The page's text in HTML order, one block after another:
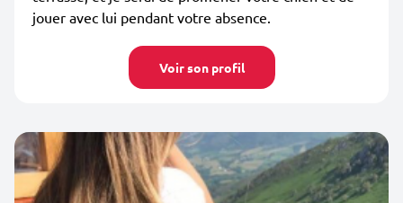
jouer avec lui pendant votre absence.
Voir son profil